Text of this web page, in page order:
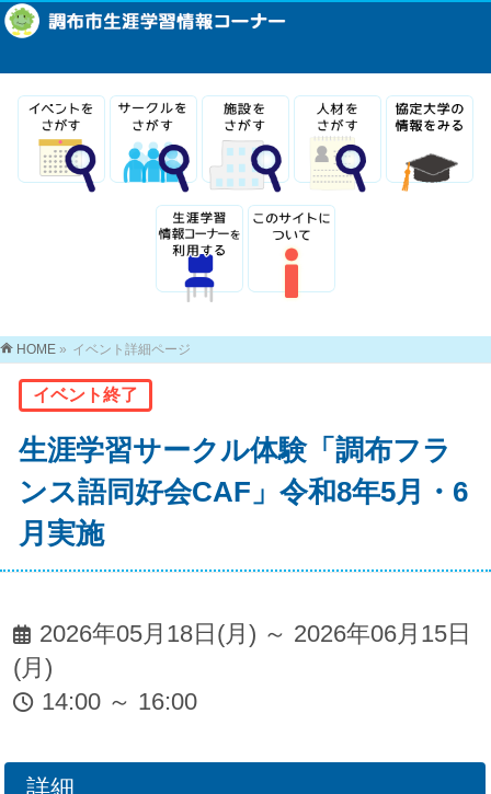
HOME » イベント詳細ページ
イベント終了
生涯学習サークル体験「調布フラ
ンス語同好会CAF」令和8年5月・6
月実施
2026年05月18日(月) ～ 2026年06月15日
(月)
14:00 ～ 16:00
詳細